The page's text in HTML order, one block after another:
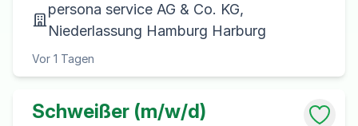
persona service AG & Co. KG,
Niederlassung Hamburg Harburg
Vor 1 Tagen
Schweißer (m/w/d)